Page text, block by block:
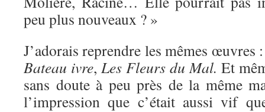
peu plus nouveaux ? »
J’adorais reprendre les mêmes œuvres
Bateau ivre, Les Fleurs du Mal. Et
sans doute à peu près de la même
l’impression que c’était aussi vif